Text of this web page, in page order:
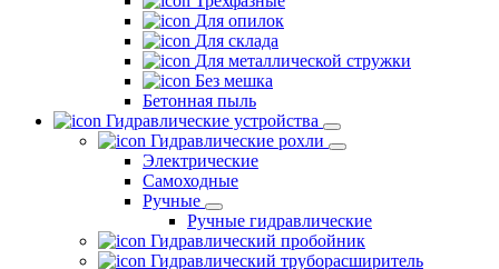
Для опилок
Для склада
Для металлической стружки
Без мешка
Бетонная пыль
Гидравлические устройства
Гидравлические рохли
Электрические
Самоходные
Ручные
Ручные гидравлические
Гидравлический пробойник
Гидравлический труборасширитель